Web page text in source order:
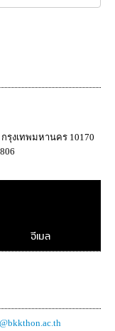
รุงเทพมหานคร 10170
อีเมล